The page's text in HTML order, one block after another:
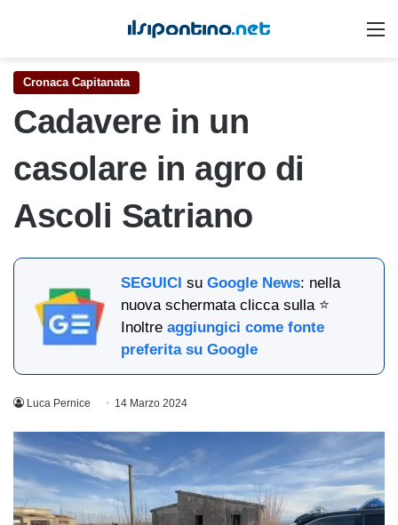
Cronaca Capitanata
Cadavere in un
casolare in agro di
Ascoli Satriano
SEGUICI suGoogle News: nella
nuova schermata clicca sulla ⭐
Inoltreaggiungici come fonte
preferita su Google
Luca Pernice 14 Marzo 2024